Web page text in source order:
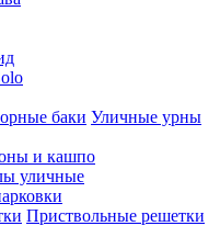
Уличные урны
и кашпо
уличные
Приствольные решетки